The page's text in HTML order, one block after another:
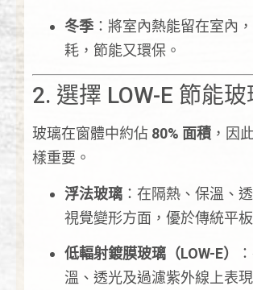
冬季 ：將室內熱能留在室內
耗，節能又環保。
2. 選擇 LOW-E 節能玻
玻璃在窗體中約佔 80% 面積 ，因
樣重要。
浮法玻璃 ：在隔熱、保溫、
視覺變形方面，優於傳統平板
低輻射鍍膜玻璃（LOW-E）
溫、透光及過濾紫外線上表